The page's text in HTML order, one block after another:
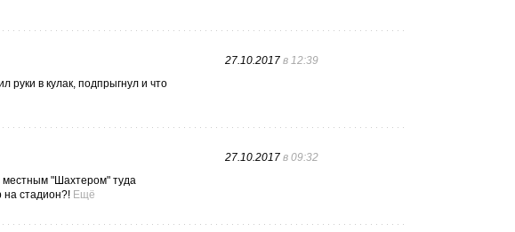
руки в кулак, подпрыгнул и что
27.10.2017 в 12:39
местным "Шахтером" туда
на стадион?! Ещё
27.10.2017 в 09:32